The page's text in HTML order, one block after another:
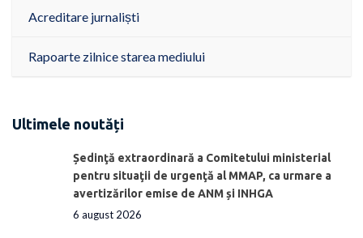
Acreditare jurnaliști
Rapoarte zilnice starea mediului
Ultimele noutăți
Ședinţă extraordinară a Comitetului ministerial
pentru situaţii de urgenţă al MMAP, ca urmare a
avertizărilor emise de ANM și INHGA
6 august 2026